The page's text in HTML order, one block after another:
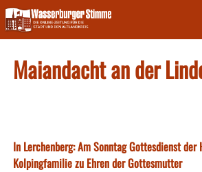
Skip
to
content
Maiandacht an der
In Lerchenberg: Am Sonntag Gottesdienst der
Kolpingfamilie zu Ehren der Gottesmutter